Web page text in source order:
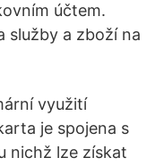
účtem.
služby a zboží na
využití
je spojena s
nichž lze získat